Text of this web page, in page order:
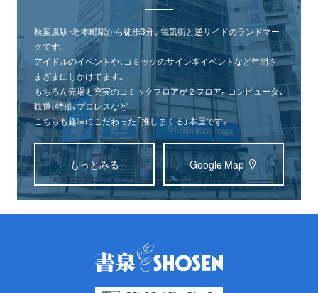
秋葉原駅・岩本町駅から徒歩3分。電気街と逆サイドのランドマー
クです。
アイドルのイベントや、コミックのサイン本イベントなど年間さ
まざまにしかけてます。
もちろん売場も充実のコミックフロアが２フロア。コンピュータ、
鉄道、特撮、プロレスなど
こちらも趣味にこだわった「推しまくる」本屋です。
もっとみる Google Map